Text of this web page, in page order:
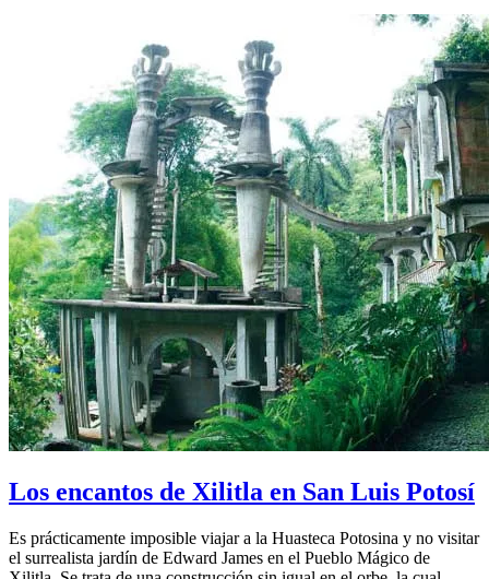
Los encantos de Xilitla en San Luis Potosí
Es prácticamente imposible viajar a la Huasteca Potosina y no visitar
el surrealista jardín de Edward James en el Pueblo Mágico de